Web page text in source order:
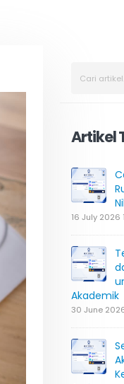
Artikel
16 July 2026
Akademik
30 June